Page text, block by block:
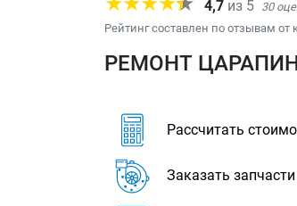
4,7 из 5 30
Рейтинг составлен по отзывам
РЕМОНТ
Рассчитать
Заказать запчасти